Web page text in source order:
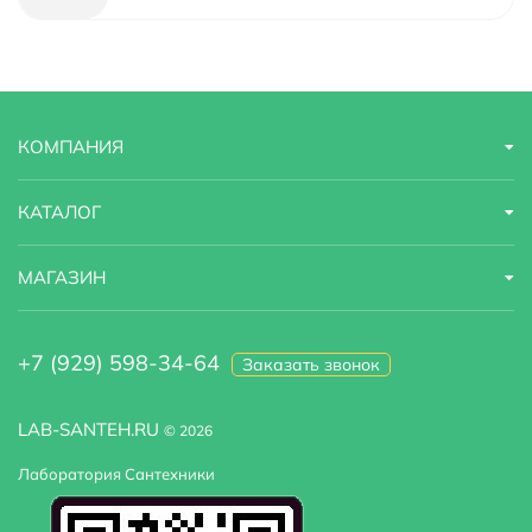
Оснащение
Покрытие фасада
Цвет фурнитуры хром
Цвет раковины : Белый
LAB-SANTEH.RU © 2026
Лаборатория Сантехники
КОМПАНИЯ
КАТАЛОГ
МАГАЗИН
+7 (929) 598-34-64 Заказать звонок